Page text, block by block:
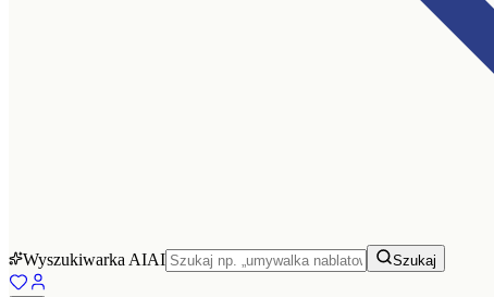
Wyszukiwarka AIAI Szukaj